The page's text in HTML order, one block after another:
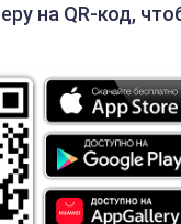
на QR-код,